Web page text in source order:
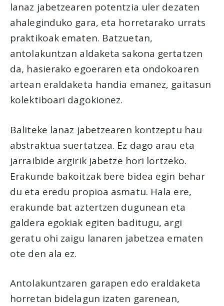
lanaz jabetzearen potentzia uler dezaten
ahaleginduko gara, eta horretarako urrats
praktikoak ematen. Batzuetan,
antolakuntzan aldaketa sakona gertatzen
da, hasierako egoeraren eta ondokoaren
artean eraldaketa handia emanez, gaitasun
kolektiboari dagokionez.
Baliteke lanaz jabetzearen kontzeptu hau
abstraktua suertatzea. Ez dago arau eta
jarraibide argirik jabetze hori lortzeko.
Erakunde bakoitzak bere bidea egin behar
du eta eredu propioa asmatu. Hala ere,
erakunde bat aztertzen dugunean eta
galdera egokiak egiten baditugu, argi
geratu ohi zaigu lanaren jabetzea ematen
ote den ala ez.
Antolakuntzaren garapen edo eraldaketa
horretan bidelagun izaten garenean,